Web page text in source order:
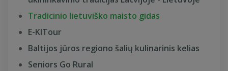
Tradicinio lietuviško maisto gidas
E-KITour
Baltijos jūros regiono šalių kulinarinis kelias
Seniors Go Rural